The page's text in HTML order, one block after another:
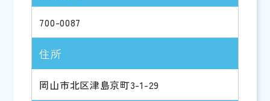
700-0087
住所
岡山市北区津島京町3-1-29